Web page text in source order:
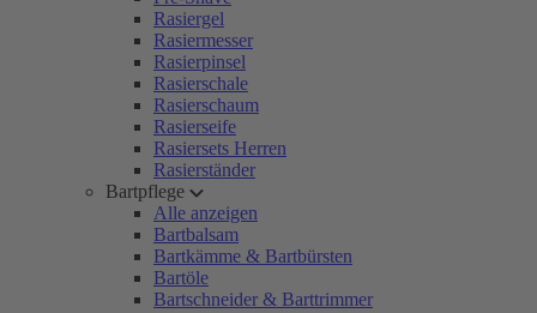
Rasiergel
Rasiermesser
Rasierpinsel
Rasierschale
Rasierschaum
Rasierseife
Rasiersets Herren
Rasierständer
Bartpflege
Alle anzeigen
Bartbalsam
Bartkämme & Bartbürsten
Bartöle
Bartschneider & Barttrimmer